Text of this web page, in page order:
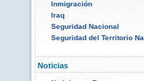
Inmigración
Iraq
Seguridad Nacional
Seguridad del Territorio
Noticias